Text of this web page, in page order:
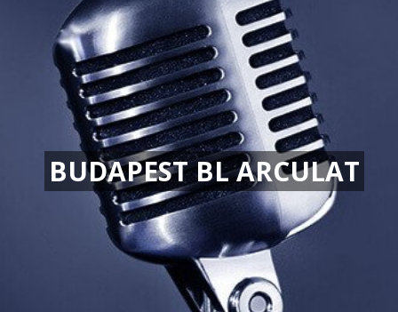
BUDAPEST BL ARCULAT